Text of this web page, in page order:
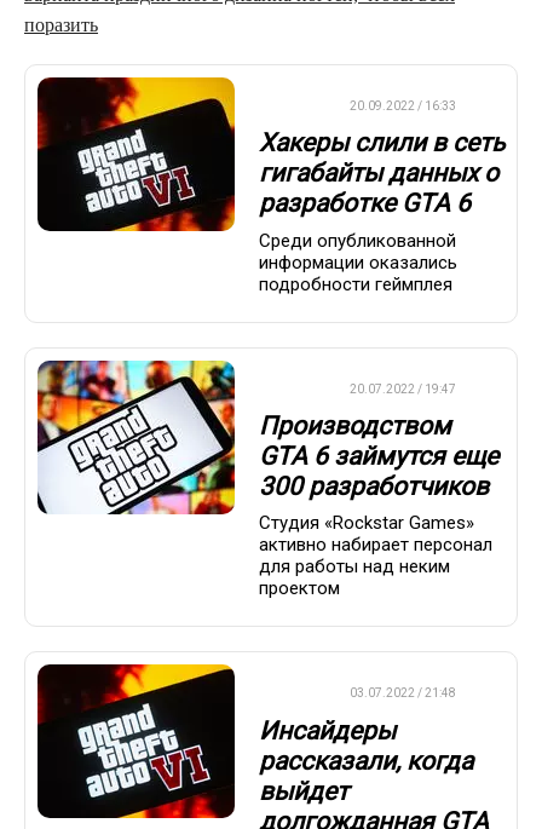
поразить
20.09.2022 / 16:33
Хакеры слили в сеть
гигабайты данных о
разработке GTA 6
Среди опубликованной
информации оказались
подробности геймплея
20.07.2022 / 19:47
Производством
GTA 6 займутся еще
300 разработчиков
Студия «Rockstar Games»
активно набирает персонал
для работы над неким
проектом
03.07.2022 / 21:48
Инсайдеры
рассказали, когда
выйдет
долгожданная GTA